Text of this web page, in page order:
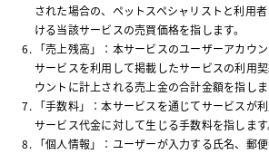
された場合の、ペットスペシャリストと利用
ける当該サービスの売買価格を指します。
「売上残高」：本サービスのユーザーアカウ
サービスを利用して掲載したサービスの利用
ウントに計上される売上金の合計金額を指しま
「手数料」：本サービスを通じてサービスが
サービス代金に対して生じる手数料を指します
「個人情報」：ユーザーが入力する氏名、郵